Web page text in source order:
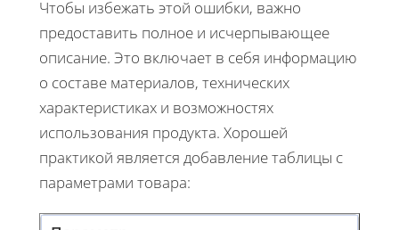
Чтобы избежать этой ошибки, важно
предоставить полное и исчерпывающее
описание. Это включает в себя информацию
о составе материалов, технических
характеристиках и возможностях
использования продукта. Хорошей
практикой является добавление таблицы с
параметрами товара: